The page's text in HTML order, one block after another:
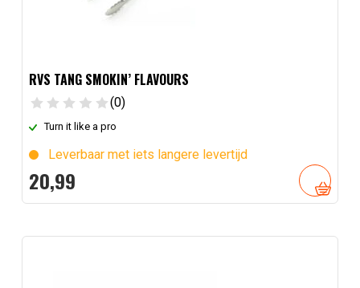
RVS TANG SMOKIN’ FLAVOURS
(0)
Turn it like a pro
Leverbaar met iets langere levertijd
20,99